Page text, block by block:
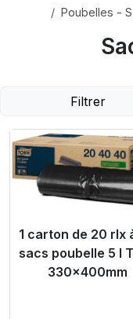
Poubelles -
Filtrer
Product Link
1 carton de 20 rlx
sacs poubelle 5 l
330x400mm